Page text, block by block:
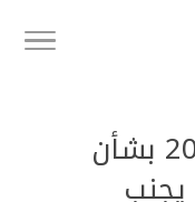
قانون رقم (9) لعام 2003 بشأن